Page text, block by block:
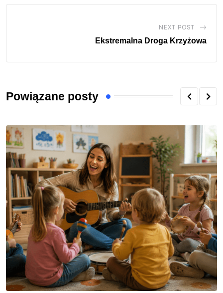
NEXT POST
Ekstremalna Droga Krzyżowa
Powiązane posty